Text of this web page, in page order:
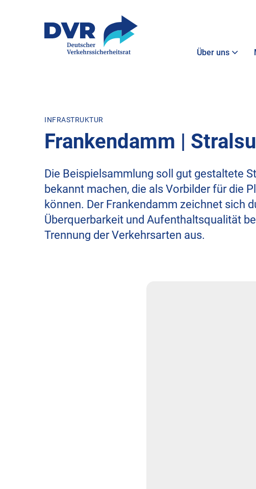
Über uns
INFRASTRUKTUR
Frankendamm |
Die Beispielsammlung soll gut gestaltete
bekannt machen, die als Vorbilder für die
können. Der Frankendamm zeichnet sich
Überquerbarkeit und Aufenthaltsqualität
Trennung der Verkehrsarten aus.